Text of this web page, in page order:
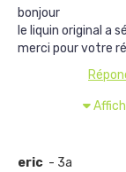
bonjour
le liquin original a
merci pour votre
eric - 3a